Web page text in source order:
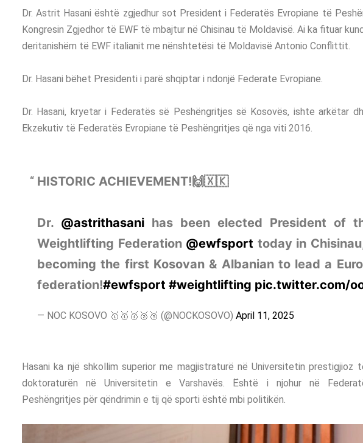
Dr. Astrit Hasani është zgjedhur sot President i Federatës Evropiane të
Kongresin Zgjedhor të EWF të mbajtur në Chisinau të Moldavisë. Ai ka fituar
deritanishëm të EWF italianit me nënshtetësi të Moldavisë Antonio Conflittit.
Dr. Hasani bëhet Presidenti i parë shqiptar i ndonjë Federate Evropiane.
Dr. Hasani, kryetar i Federatës së Peshëngritjes së Kosovës, ishte arkëtar
Ekzekutiv të Federatës Evropiane të Peshëngritjes që nga viti 2016.
HISTORIC ACHIEVEMENT!🙌🇽🇰
Dr. @astrithasani has been elected President of
Weightlifting Federation @ewfsport today in
becoming the first Kosovan & Albanian to lead a
federation!#ewfsport #weightlifting pic.twitter.com/
— NOC KOSOVO 🥇🥇🥇🥈🥉 (@NOCKOSOVO) April 11, 2025
Hasani ka një shkollim superior me magjistraturë në Universitetin prestigjioz
doktoraturën në Universitetin e Varshavës. Është i njohur në
Peshëngritjes për qëndrimin e tij që sporti është mbi politikën.